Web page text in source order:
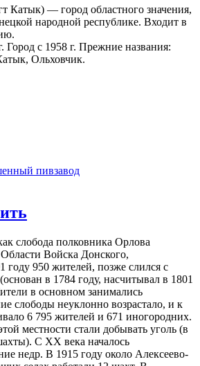
Катык) — город областного значения,
народной республике. Входит в
Город с 1958 г. Прежние названия:
Ольховчик.
пивзавод
слобода полковника Орлова
Войска Донского,
году 950 жителей, позже слился с
в 1784 году, насчитывал в 1801
в основном занимались
слободы неуклонно возрастало, и к
6 795 жителей и 671 иногородних.
местности стали добывать уголь (в
С XX века началось
недр. В 1915 году около Алексеево-